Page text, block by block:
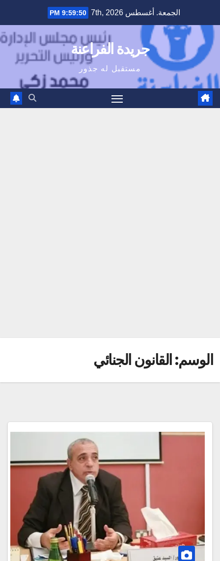
content
الجمعة. أغسطس 7th, 2026 9:59:50 PM
جريدة الفراعنة
مستقبل له جذور
الوسم: القانون الجنائي